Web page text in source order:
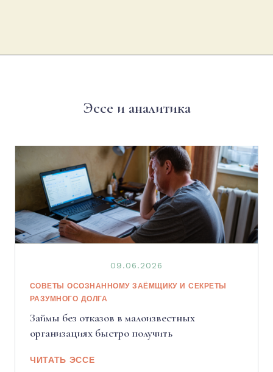
Эссе и аналитика
09.06.2026
СОВЕТЫ ОСОЗНАННОМУ ЗАЁМЩИКУ И СЕКРЕТЫ
РАЗУМНОГО ДОЛГА
Займы без отказов в малоизвестных
организациях быстро получить
ЧИТАТЬ ЭССЕ